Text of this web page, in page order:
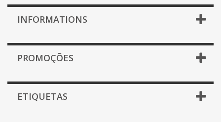
INFORMATIONS
PROMOÇÕES
ETIQUETAS